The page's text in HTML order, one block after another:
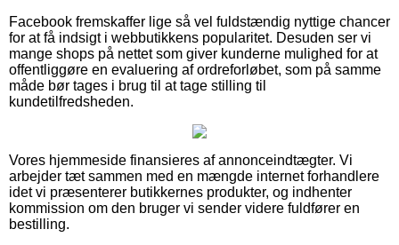
Facebook fremskaffer lige så vel fuldstændig nyttige chancer
for at få indsigt i webbutikkens popularitet. Desuden ser vi
mange shops på nettet som giver kunderne mulighed for at
offentliggøre en evaluering af ordreforløbet, som på samme
måde bør tages i brug til at tage stilling til
kundetilfredsheden.
Vores hjemmeside finansieres af annonceindtægter. Vi
arbejder tæt sammen med en mængde internet forhandlere
idet vi præsenterer butikkernes produkter, og indhenter
kommission om den bruger vi sender videre fuldfører en
bestilling.